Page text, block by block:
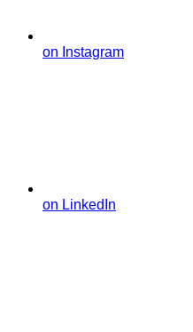
on Instagram
on LinkedIn